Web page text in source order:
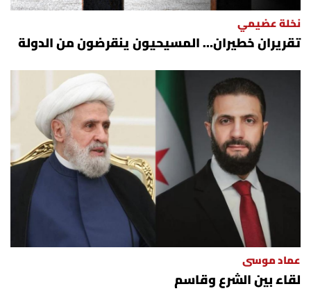
نخلة عضيمي
تقريران خطيران… المسيحيون ينقرضون من الدولة
عماد موسى
لقاء بين الشرع وقاسم